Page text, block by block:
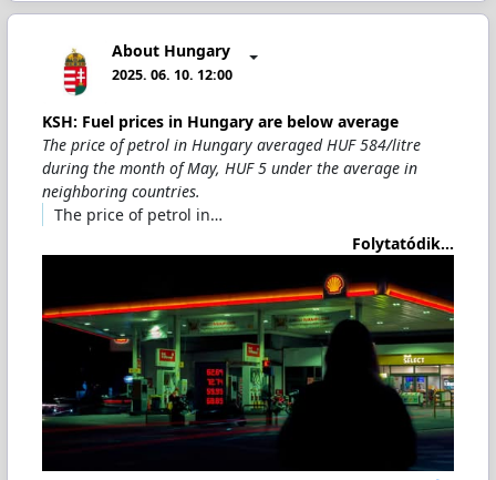
About Hungary
2025. 06. 10. 12:00
KSH: Fuel prices in Hungary are below average
The price of petrol in Hungary averaged HUF 584/litre
during the month of May, HUF 5 under the average in
neighboring countries.
The price of petrol in…
Folytatódik...